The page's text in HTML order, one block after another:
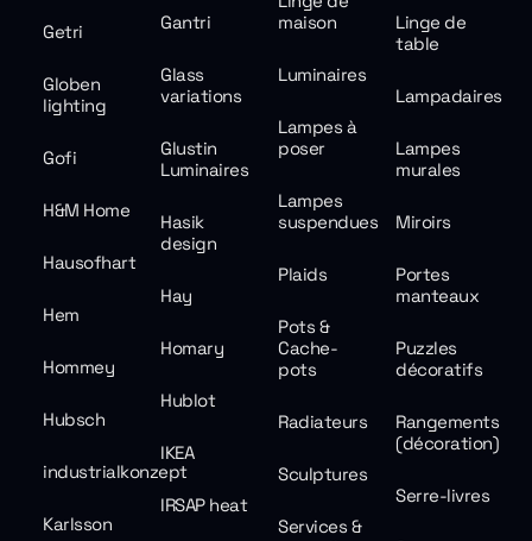
Gantri
Getri
Glass
variations
Globen
lighting
Glustin
Luminaires
Gofi
H&M Home
Hasik
design
Hausofhart
Hay
Hem
Homary
Hommey
Hublot
Hubsch
IKEA
industrialkonzept
IRSAP heat
Karlsson
maison
Linge de
table
Luminaires
Lampadaires
Lampes à
poser
Lampes
murales
Lampes
suspendues
Miroirs
Plaids
Portes
manteaux
Pots &
Cache-
pots
Puzzles
décoratifs
Radiateurs
Rangements
(décoration)
Sculptures
Serre-livres
Services &